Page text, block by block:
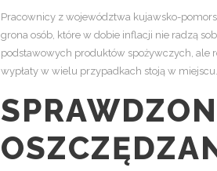
Pracownicy z województwa kujawsko-
grona osób, które w dobie inflacji nie radzą
podstawowych produktów spożywczych, ale
wypłaty w wielu przypadkach stoją w